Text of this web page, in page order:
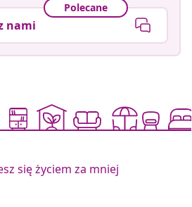
Polecane
nami
się życiem za mniej